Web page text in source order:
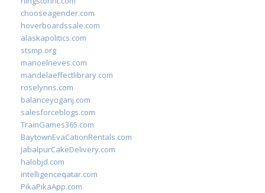
chooseagender.com
hoverboardssale.com
alaskapolitics.com
stsmp.org
manoelneves.com
mandelaeffectlibrary.com
roselynns.com
balanceyoganj.com
salesforceblogs.com
TrainGames365.com
BaytownEvaCationRentals.com
JabalpurCakeDelivery.com
halobjd.com
intelligenceqatar.com
PikaPikaApp.com